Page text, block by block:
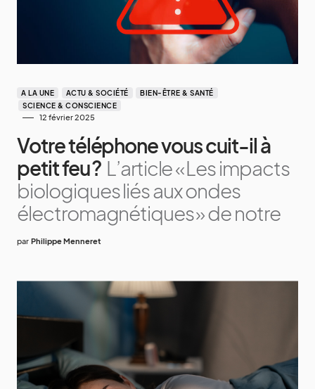
A LA UNE ACTU & SOCIÉTÉ
BIEN-ÊTRE & SANTÉ
SCIENCE & CONSCIENCE
12 février 2025
Votre téléphone vous cuit-il à
petit feu ? L’article « Les impacts
biologiques liés aux ondes
électromagnétiques » de notre
par Philippe Menneret